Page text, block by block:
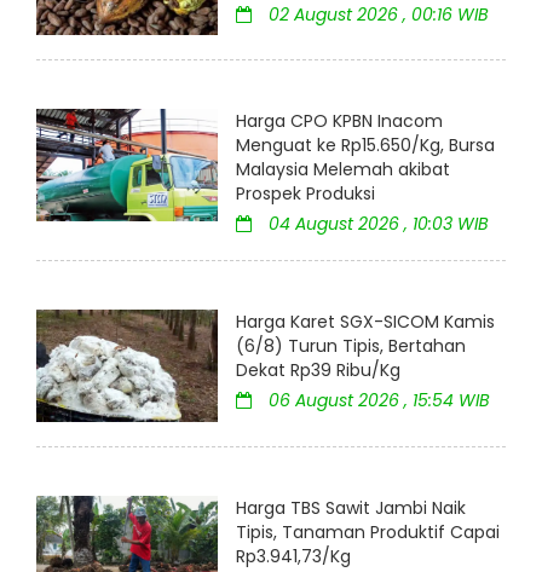
02 August 2026 , 00:16 WIB
Harga CPO KPBN Inacom
Menguat ke Rp15.650/Kg, Bursa
Malaysia Melemah akibat
Prospek Produksi
04 August 2026 , 10:03 WIB
Harga Karet SGX-SICOM Kamis
(6/8) Turun Tipis, Bertahan
Dekat Rp39 Ribu/Kg
06 August 2026 , 15:54 WIB
Harga TBS Sawit Jambi Naik
Tipis, Tanaman Produktif Capai
Rp3.941,73/Kg